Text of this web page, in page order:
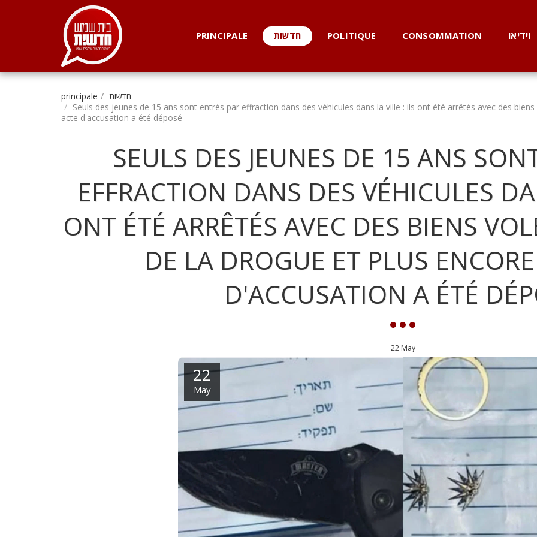
PRINCIPALE חדשות POLITIQUE CONSOMMATION וידיאו
principale
חדשות
Seuls des jeunes de 15 ans sont entrés par effraction dans des véhicules dans la ville : ils ont été arrêtés avec des
acte d'accusation a été déposé
SEULS DES JEUNES DE 15 ANS
EFFRACTION DANS DES VÉHICULES
ONT ÉTÉ ARRÊTÉS AVEC DES BIENS
DE LA DROGUE ET PLUS
D'ACCUSATION A ÉTÉ
22 May
22
May